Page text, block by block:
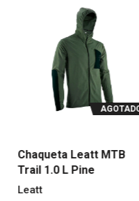
AGOTADO
Chaqueta Leatt MTB
Trail 1.0 L Pine
Leatt